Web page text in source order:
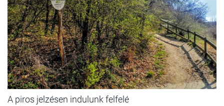
A piros jelzésen indulunk felfelé